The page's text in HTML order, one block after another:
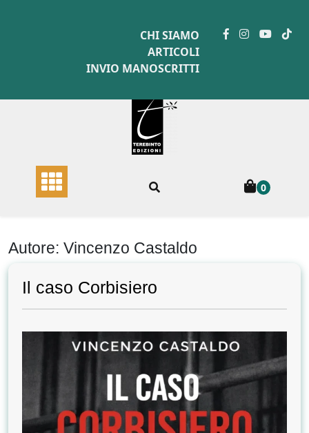
CHI SIAMO
ARTICOLI
INVIO MANOSCRITTI
0
Autore: Vincenzo Castaldo
Il caso Corbisiero